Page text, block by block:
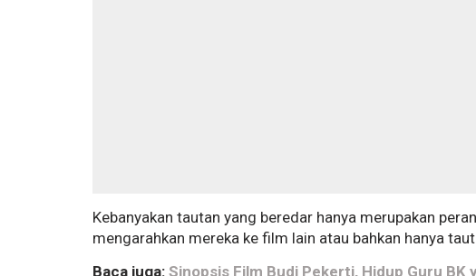
Kebanyakan tautan yang beredar hanya merupakan
mengarahkan mereka ke film lain atau bahkan hanya
Baca juga: Sinopsis Film Budi Pekerti, Hidup Guru BK